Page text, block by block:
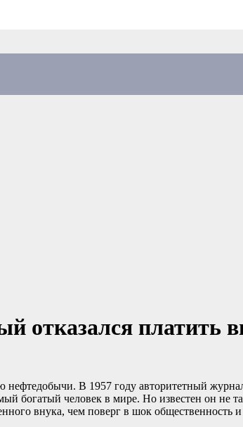
платить
В 1957 году авторитетный
богатый человек в мире. Но известен он не
внука, чем поверг в шок